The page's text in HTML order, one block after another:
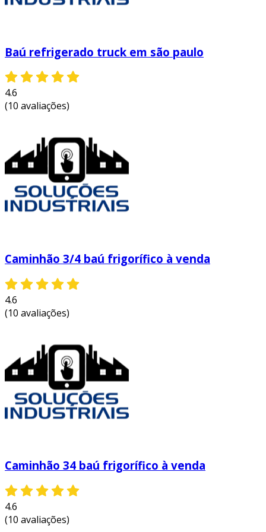
Baú refrigerado truck em são paulo
4.6
(10 avaliações)
Caminhão 3/4 baú frigorífico à venda
4.6
(10 avaliações)
Caminhão 34 baú frigorífico à venda
4.6
(10 avaliações)